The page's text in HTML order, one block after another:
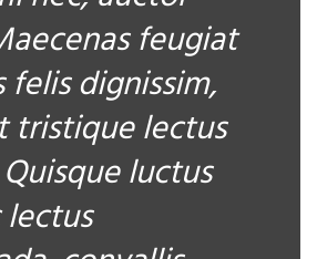
feugiat
felis dignissim,
tristique lectus
luctus